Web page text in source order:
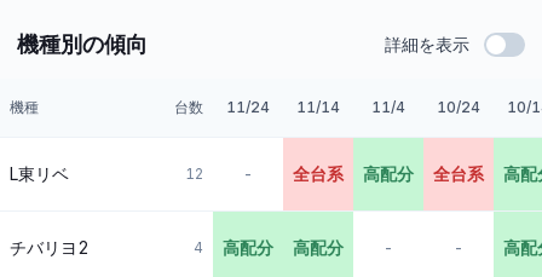
機種別の傾向 詳細を表示
機種 台数 11/24 11/14 11/4 10/24 10/
L東リベ 12 - 全台系 高配分 全台系 高配
チバリヨ2 4 高配分 高配分 - - 高配